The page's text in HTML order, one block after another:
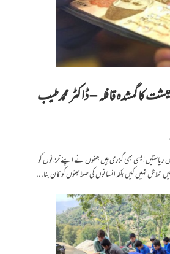
کا گمشدہ قافلہ – ڈاکٹر محمد طیب
ایسی بھی گزری ہیں جنہوں نے اپنے خزانوں کو
نہیں کیں بلکہ انسانوں کی صلاحیتوں کو کان بنا...